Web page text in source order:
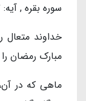
سوره بقره , آیه: ۱۸۷
خداوند متعال
مبارک رمضان
ماهی که در